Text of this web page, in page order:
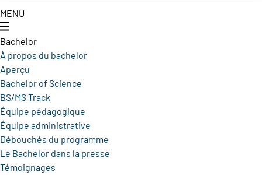
MENU
Bachelor
À propos du bachelor
Aperçu
Bachelor of Science
BS/MS Track
Équipe pédagogique
Équipe administrative
Débouchés du programme
Le Bachelor dans la presse
Témoignages